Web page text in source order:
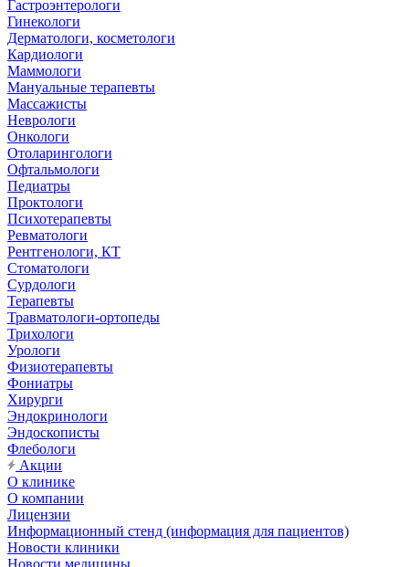
Гастроэнтерологи
Гинекологи
Дерматологи, косметологи
Кардиологи
Маммологи
Мануальные терапевты
Массажисты
Неврологи
Онкологи
Отоларингологи
Офтальмологи
Педиатры
Проктологи
Психотерапевты
Ревматологи
Рентгенологи, КТ
Стоматологи
Сурдологи
Терапевты
Травматологи-ортопеды
Трихологи
Урологи
Физиотерапевты
Фониатры
Хирурги
Эндокринологи
Эндоскописты
Флебологи
Акции
О клинике
О компании
Лицензии
Информационный стенд (информация для пациентов)
Новости клиники
Новости медицины